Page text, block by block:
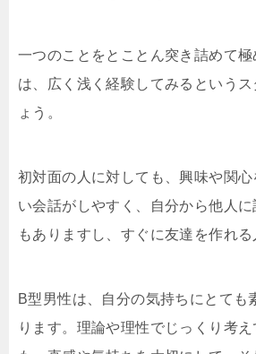
一つのことをとことん突き詰めて極
は、広く浅く経験してみるという
ょう。
初対面の人に対しても、興味や関
い会話がしやすく、自分から他人
もありますし、すぐに友達を作れる
B型男性は、自分の気持ちにとても
ります。理論や理性でじっくり考え